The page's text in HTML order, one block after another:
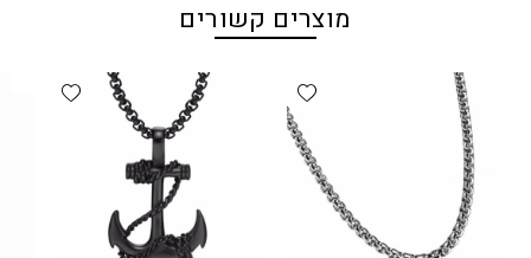
מוצרים קשורים
Add wishlist
wishlist